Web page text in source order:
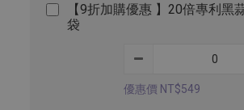
【9折加購優惠 】20倍專利黑
袋
優惠價 NT$549